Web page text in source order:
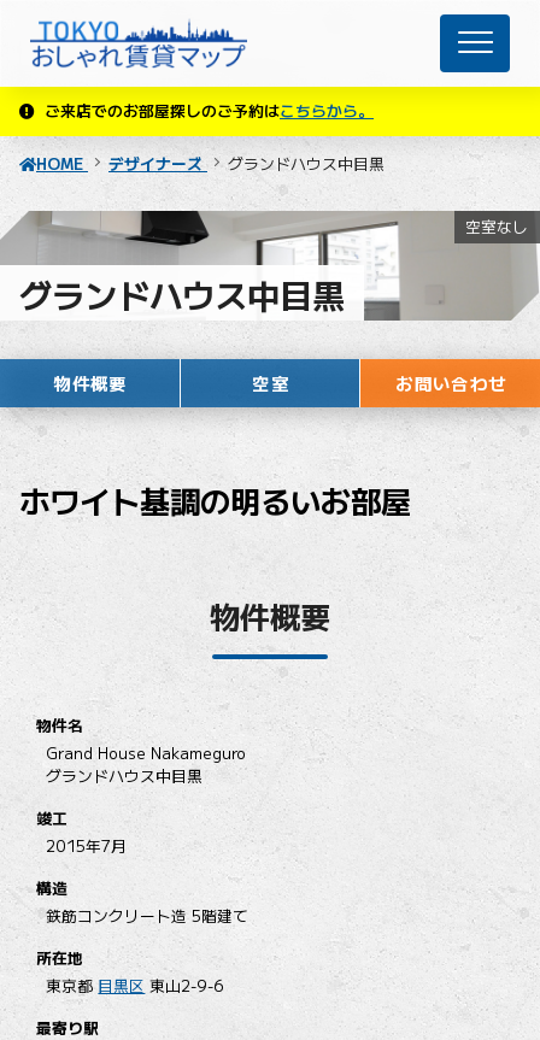
ご来店でのお部屋探しのご予約はこちらから。
HOME デザイナーズ グランドハウス中目黒
グランドハウス中目黒
空室なし
物件概要 空室 お問い合わせ
ホワイト基調の明るいお部屋
物件概要
物件名
Grand House Nakameguro
グランドハウス中目黒
竣工
2015年7月
構造
鉄筋コンクリート造 5階建て
所在地
東京都目黒区 東山2-9-6
最寄り駅